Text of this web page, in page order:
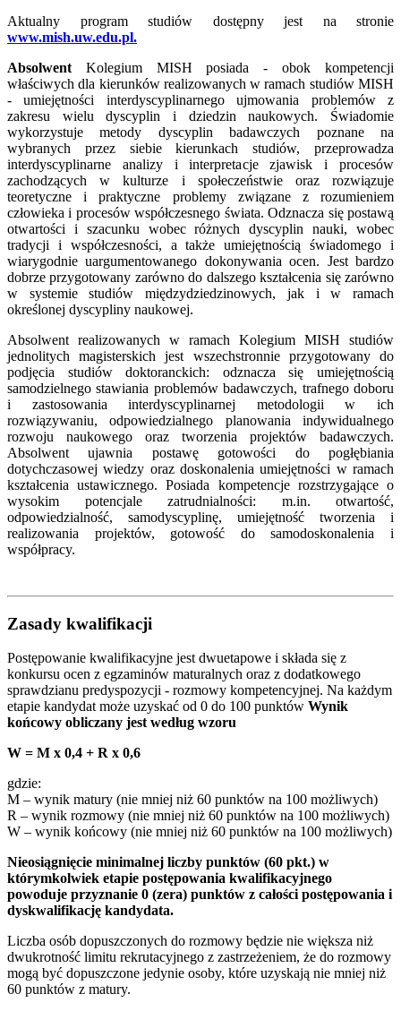
Aktualny program studiów dostępny jest na stronie
www.mish.uw.edu.pl.
Absolwent Kolegium MISH posiada - obok kompetencji
właściwych dla kierunków realizowanych w ramach studiów MISH
- umiejętności interdyscyplinarnego ujmowania problemów z
zakresu wielu dyscyplin i dziedzin naukowych. Świadomie
wykorzystuje metody dyscyplin badawczych poznane na
wybranych przez siebie kierunkach studiów, przeprowadza
interdyscyplinarne analizy i interpretacje zjawisk i procesów
zachodzących w kulturze i społeczeństwie oraz rozwiązuje
teoretyczne i praktyczne problemy związane z rozumieniem
człowieka i procesów współczesnego świata. Odznacza się postawą
otwartości i szacunku wobec różnych dyscyplin nauki, wobec
tradycji i współczesności, a także umiejętnością świadomego i
wiarygodnie uargumentowanego dokonywania ocen. Jest bardzo
dobrze przygotowany zarówno do dalszego kształcenia się zarówno
w systemie studiów międzydziedzinowych, jak i w ramach
określonej dyscypliny naukowej.
Absolwent realizowanych w ramach Kolegium MISH studiów
jednolitych magisterskich jest wszechstronnie przygotowany do
podjęcia studiów doktoranckich: odznacza się umiejętnością
samodzielnego stawiania problemów badawczych, trafnego doboru
i zastosowania interdyscyplinarnej metodologii w ich
rozwiązywaniu, odpowiedzialnego planowania indywidualnego
rozwoju naukowego oraz tworzenia projektów badawczych.
Absolwent ujawnia postawę gotowości do pogłębiania
dotychczasowej wiedzy oraz doskonalenia umiejętności w ramach
kształcenia ustawicznego. Posiada kompetencje rozstrzygające o
wysokim potencjale zatrudnialności: m.in. otwartość,
odpowiedzialność, samodyscyplinę, umiejętność tworzenia i
realizowania projektów, gotowość do samodoskonalenia i
współpracy.
Zasady kwalifikacji
Postępowanie kwalifikacyjne jest dwuetapowe i składa się z
konkursu ocen z egzaminów maturalnych oraz z dodatkowego
sprawdzianu predyspozycji - rozmowy kompetencyjnej. Na każdym
etapie kandydat może uzyskać od 0 do 100 punktów Wynik
końcowy obliczany jest według wzoru
W = M x 0,4 + R x 0,6
gdzie:
M – wynik matury (nie mniej niż 60 punktów na 100 możliwych)
R – wynik rozmowy (nie mniej niż 60 punktów na 100 możliwych)
W – wynik końcowy (nie mniej niż 60 punktów na 100 możliwych)
Nieosiągnięcie minimalnej liczby punktów (60 pkt.) w
którymkolwiek etapie postępowania kwalifikacyjnego
powoduje przyznanie 0 (zera) punktów z całości postępowania i
dyskwalifikację kandydata.
Liczba osób dopuszczonych do rozmowy będzie nie większa niż
dwukrotność limitu rekrutacyjnego z zastrzeżeniem, że do rozmowy
mogą być dopuszczone jedynie osoby, które uzyskają nie mniej niż
60 punktów z matury.